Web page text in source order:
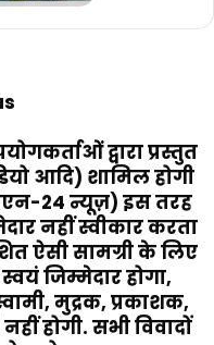
द्वारा प्रस्तुत
आदि) शामिल होगी
24 न्यूज़) इस तरह
नहीं स्वीकार करता
ऐसी सामग्री के लिए
जिम्मेदार होगा,
मुद्रक, प्रकाशक,
होगी. सभी विवादों